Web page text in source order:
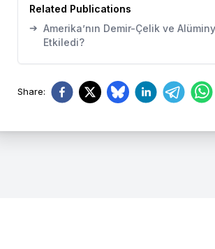
Related Publications
➔ Amerika’nın Demir-Çelik ve
Etkiledi?
Share: